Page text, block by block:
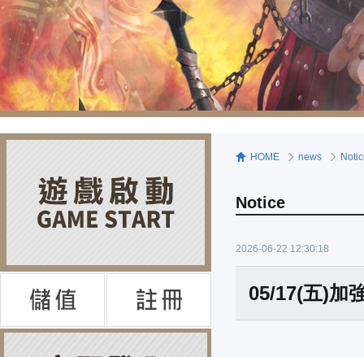
HOME news
Notice
2026-06-22 12:30:18
05/17(五)加